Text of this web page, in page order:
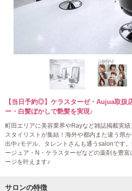
【当日予約◎】ケラスターゼ・Aujua取扱
ー・白髪ぼかしで艶髪を実現♪
町田エリアに美容業界やRayなど雑誌掲載実
スタイリストが集結！海外や都内また違う県
出中♪モデル、タレントさんも通うsalonです
ージュア・N・ケラスターゼなどの薬剤を豊
ージを叶えます♪
サロンの特徴